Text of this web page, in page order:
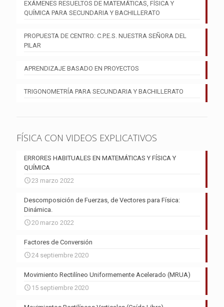
EXÁMENES RESUELTOS DE MATEMÁTICAS, FÍSICA Y
QUÍMICA PARA SECUNDARIA Y BACHILLERATO
PROPUESTA DE CENTRO: C.P.E.S. NUESTRA SEÑORA DEL
PILAR
APRENDIZAJE BASADO EN PROYECTOS
TRIGONOMETRÍA PARA SECUNDARIA Y BACHILLERATO
FÍSICA CON VIDEOS EXPLICATIVOS
ERRORES HABITUALES EN MATEMÁTICAS Y FÍSICA Y
QUÍMICA
23 marzo 2022
Descomposición de Fuerzas, de Vectores para Física:
Dinámica.
20 marzo 2022
Factores de Conversión
24 septiembre 2020
Movimiento Rectilíneo Uniformemente Acelerado (MRUA)
15 septiembre 2020